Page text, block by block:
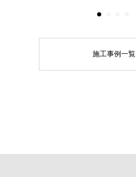
施工事例一覧